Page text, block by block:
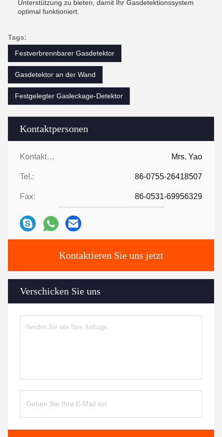
Kontaktpersonen
Kontaktpersonen: Mrs. Yao
Tel.: 86-0755-26418507
Fax: 86-0531-69956329
Kontaktieren Sie uns jetzt
Verschicken Sie uns
Unterstützung zu bieten, damit Ihr Gasdetektionssystem
optimal funktioniert.
Tags:
Festverbrennbarer Gasdetektor
Gasdetektor an der Wand
Festgelegter Gasleckage-Detektor